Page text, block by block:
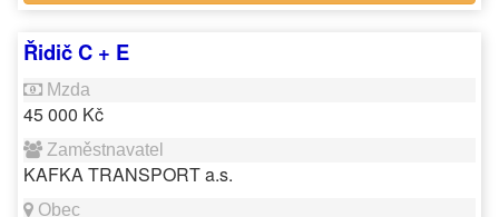
Řidič C + E
45 000 Kč
KAFKA TRANSPORT a.s.